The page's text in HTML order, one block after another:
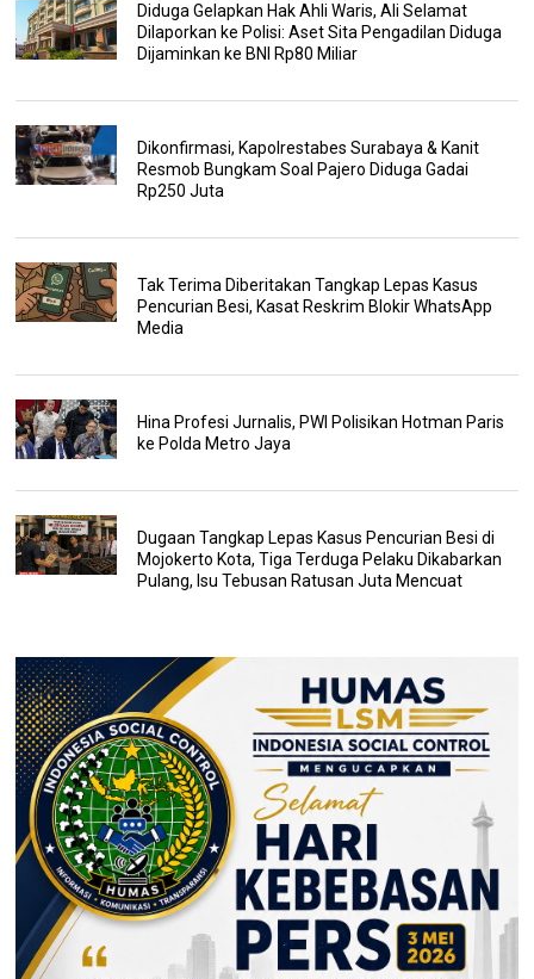
Diduga Gelapkan Hak Ahli Waris, Ali Selamat
Dilaporkan ke Polisi: Aset Sita Pengadilan Diduga
Dijaminkan ke BNI Rp80 Miliar
Dikonfirmasi, Kapolrestabes Surabaya & Kanit
Resmob Bungkam Soal Pajero Diduga Gadai
Rp250 Juta
Tak Terima Diberitakan Tangkap Lepas Kasus
Pencurian Besi, Kasat Reskrim Blokir WhatsApp
Media
Hina Profesi Jurnalis, PWI Polisikan Hotman Paris
ke Polda Metro Jaya
Dugaan Tangkap Lepas Kasus Pencurian Besi di
Mojokerto Kota, Tiga Terduga Pelaku Dikabarkan
Pulang, Isu Tebusan Ratusan Juta Mencuat